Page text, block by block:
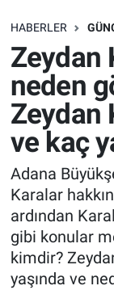
HABERLER
Zeydan
neden
Zeydan
ve kaç
Adana
Karalar
ardından
gibi konular
kimdir?
yaşında ve
SAĞLIK
EKONOMİ
EĞİTİM
ÖZEL
Keşfet
MANŞET